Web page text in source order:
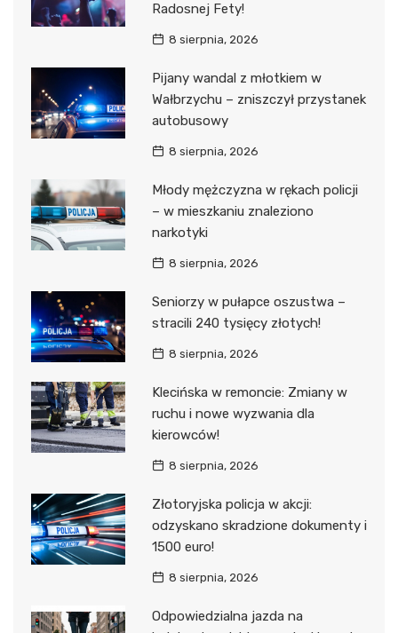
Radosnej Fety!
8 sierpnia, 2026
Pijany wandal z młotkiem w
Wałbrzychu – zniszczył przystanek
autobusowy
8 sierpnia, 2026
Młody mężczyzna w rękach policji
– w mieszkaniu znaleziono
narkotyki
8 sierpnia, 2026
Seniorzy w pułapce oszustwa –
stracili 240 tysięcy złotych!
8 sierpnia, 2026
Klecińska w remoncie: Zmiany w
ruchu i nowe wyzwania dla
kierowców!
8 sierpnia, 2026
Złotoryjska policja w akcji:
odzyskano skradzione dokumenty i
1500 euro!
8 sierpnia, 2026
Odpowiedzialna jazda na